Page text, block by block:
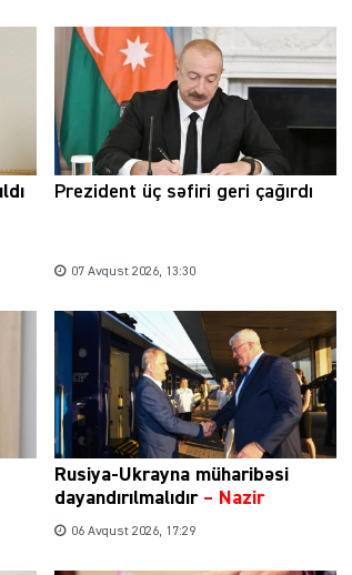
Prezident üç səfiri geri çağırdı
07 Avqust 2026, 13:30
Rusiya-Ukrayna müharibəsi
dayandırılmalıdır– Nazir
06 Avqust 2026, 17:29